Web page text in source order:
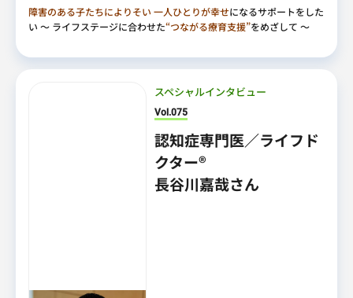
障害のある子たちによりそい 一人ひとりが幸せになるサポートをした
い ～ ライフステージに合わせた“つながる療育支援”をめざして ～
スペシャルインタビュー
Vol.075
認知症専門医／ライフド
クター®
長谷川嘉哉さん